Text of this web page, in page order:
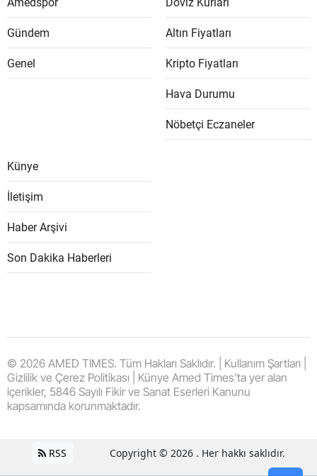
Gündem
Genel
Altın Fiyatları
Kripto Fiyatları
Hava Durumu
Nöbetçi Eczaneler
Künye
İletişim
Haber Arşivi
Son Dakika Haberleri
© 2026 AMED TIMES. Tüm Hakları Saklıdır. | Kullanım Şartları |
Gizlilik ve Çerez Politikası | Künye Amed Times'ta yer alan
içerikler, 5846 Sayılı Fikir ve Sanat Eserleri Kanunu
kapsamında korunmaktadır.
RSS Copyright © 2026 . Her hakkı saklıdır.